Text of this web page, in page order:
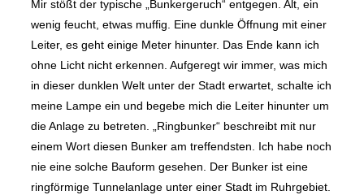
Mir stößt der typische „Bunkergeruch“ entgegen. Alt, ein
wenig feucht, etwas muffig. Eine dunkle Öffnung mit einer
Leiter, es geht einige Meter hinunter. Das Ende kann ich
ohne Licht nicht erkennen. Aufgeregt wir immer, was mich
in dieser dunklen Welt unter der Stadt erwartet, schalte ich
meine Lampe ein und begebe mich die Leiter hinunter um
die Anlage zu betreten. „Ringbunker“ beschreibt mit nur
einem Wort diesen Bunker am treffendsten. Ich habe noch
nie eine solche Bauform gesehen. Der Bunker ist eine
ringförmige Tunnelanlage unter einer Stadt im Ruhrgebiet.